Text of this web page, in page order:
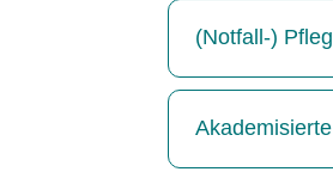
(Notfall-)